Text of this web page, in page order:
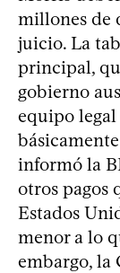
millones de
juicio. La
principal,
gobierno
equipo legal
informó la
otros pagos
Estados
menor a lo
embargo, la